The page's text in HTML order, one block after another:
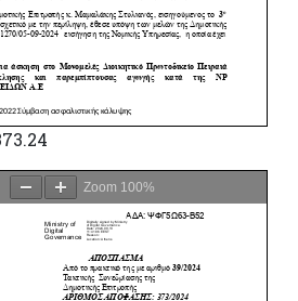
Zoom 100%